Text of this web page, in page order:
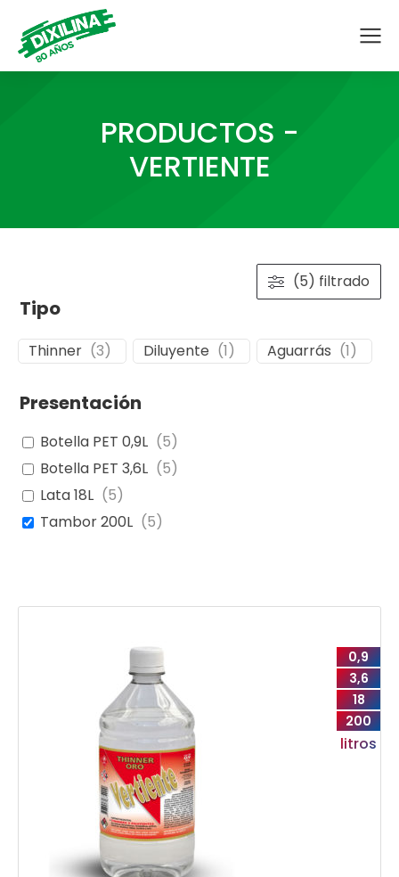
PRODUCTOS -
VERTIENTE
(5) filtrado
Tipo
Thinner (3) Diluyente (1) Aguarrás (1)
Presentación
Botella PET 0,9L (5)
Botella PET 3,6L (5)
Lata 18L (5)
Tambor 200L (5)
0,9
3,6
18
200
litros